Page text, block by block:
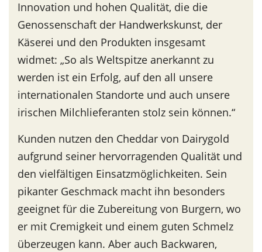
Innovation und hohen Qualität, die die
Genossenschaft der Handwerkskunst, der
Käserei und den Produkten insgesamt
widmet: „So als Weltspitze anerkannt zu
werden ist ein Erfolg, auf den all unsere
internationalen Standorte und auch unsere
irischen Milchlieferanten stolz sein können.“
Kunden nutzen den Cheddar von Dairygold
aufgrund seiner hervorragenden Qualität und
den vielfältigen Einsatzmöglichkeiten. Sein
pikanter Geschmack macht ihn besonders
geeignet für die Zubereitung von Burgern, wo
er mit Cremigkeit und einem guten Schmelz
überzeugen kann. Aber auch Backwaren,